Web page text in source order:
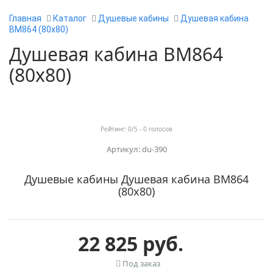
Главная Каталог Душевые кабины
Душевая кабина
ВМ864 (80х80)
Душевая кабина ВМ864
(80х80)
Рейтинг: 0/5 - 0 голосов
Артикул: du-390
Душевые кабины Душевая кабина ВМ864
(80х80)
22 825 руб.
Под заказ